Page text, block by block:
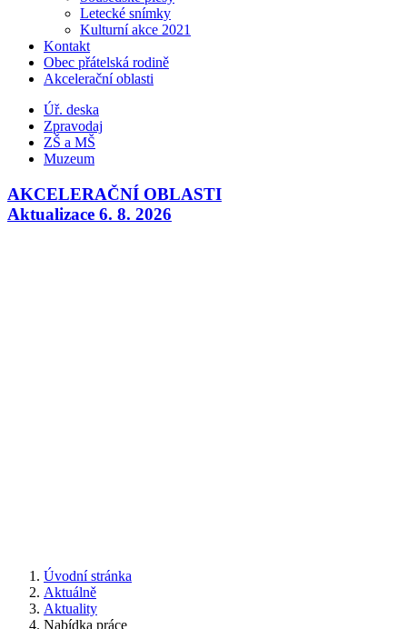
Letecké snímky
Kulturní akce 2021
Kontakt
Obec přátelská rodině
Akcelerační oblasti
Úř. deska
Zpravodaj
ZŠ a MŠ
Muzeum
AKCELERAČNÍ OBLASTI
Aktualizace 6. 8. 2026
Úvodní stránka
Aktuálně
Aktuality
Nabídka práce